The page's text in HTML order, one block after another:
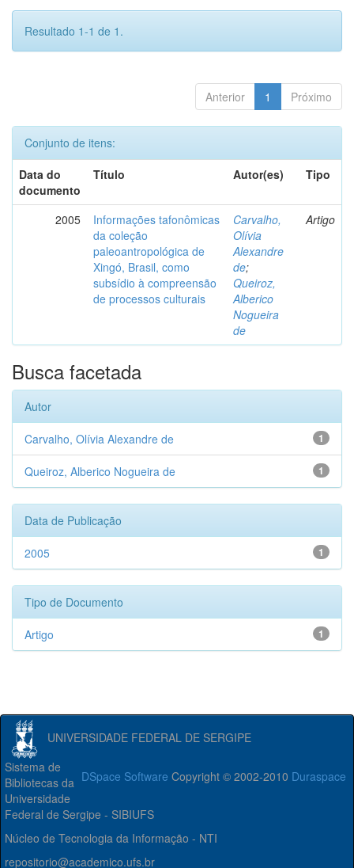
Resultado 1-1 de 1.
Anterior 1 Próximo
Conjunto de itens:
Data do
documento
Título Autor(es) Tipo
2005
Informações tafonômicas
da coleção
paleoantropológica de
Xingó, Brasil, como
subsídio à compreensão
de processos culturais
Carvalho,
Olívia
Alexandre
de;
Queiroz,
Alberico
Nogueira
de
Artigo
Busca facetada
Autor
1
Carvalho, Olívia Alexandre de
1
Queiroz, Alberico Nogueira de
Data de Publicação
1
2005
Tipo de Documento
1
Artigo
UNIVERSIDADE FEDERAL DE SERGIPE
DSpace Software Copyright © 2002-2010 Duraspace
Sistema de
Bibliotecas da
Universidade
Federal de Sergipe - SIBIUFS
Núcleo de Tecnologia da Informação - NTI
repositorio@academico.ufs.br